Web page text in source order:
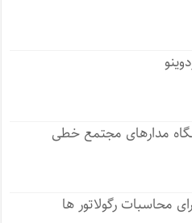
مدارهای مجتمع خطی
محاسبات رگولاتور ها